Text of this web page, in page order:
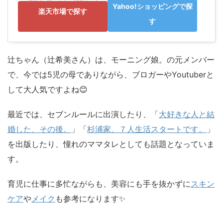
楽天市場で探す
Yahoo!ショッピングで探
す
辻ちゃん（辻希美さん）は、モーニング娘。の元メンバー
で、今では5児の母でありながら、ブロガーやYoutuberと
して大人気ですよね😊
最近では、セブンルールに出演したり、「大好きな人と結
婚した、その後。
」「杉浦家、７人生活スタートです。
」
を出版したり、憧れのママタレとしても話題となっていま
す。
育児に仕事に多忙ながらも、美容にも手を抜かずに スキン
ケアや メイク も参考になります✨